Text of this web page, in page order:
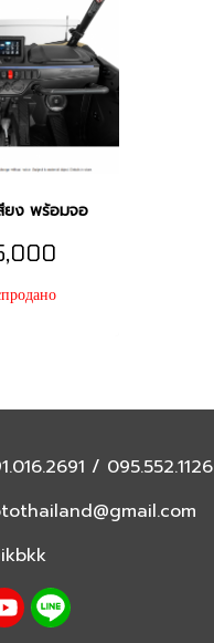
ยง พร้อมจอ
/ 095.552.1126